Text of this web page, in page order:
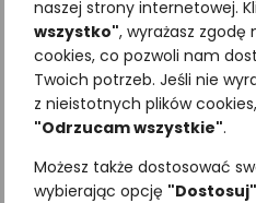
naszej strony internetowej.
wszystko", wyrażasz zgodę
cookies, co pozwoli nam
Twoich potrzeb. Jeśli nie
z nieistotnych plików
"Odrzucam wszystkie".
Możesz także dostosować
wybierając opcję "Dostosuj"
dni:
SKU:
Podobne produkty